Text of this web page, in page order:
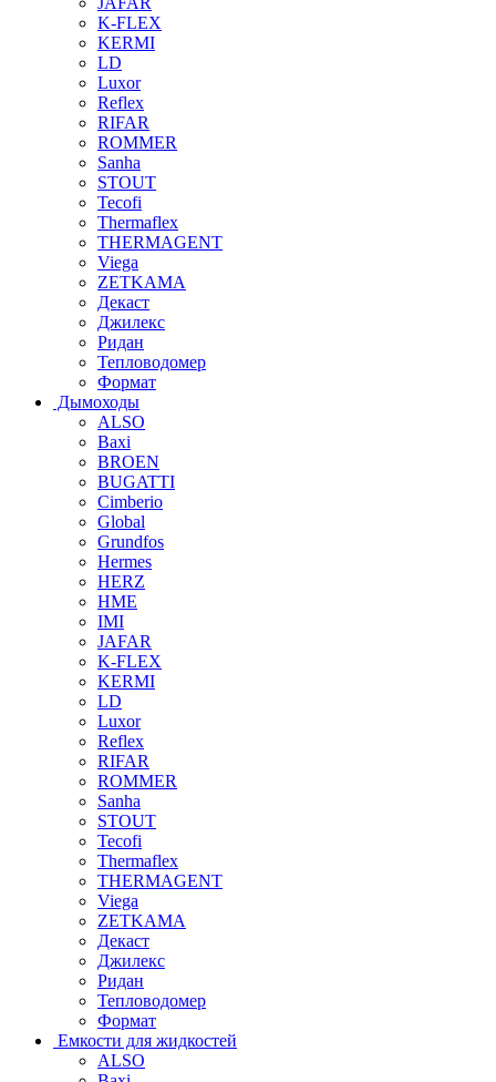
K-FLEX
KERMI
LD
Luxor
Reflex
RIFAR
ROMMER
Sanha
STOUT
Tecofi
Thermaflex
THERMAGENT
Viega
ZETKAMA
Декаст
Джилекс
Ридан
Тепловодомер
Формат
Дымоходы
ALSO
Baxi
BROEN
BUGATTI
Cimberio
Global
Grundfos
Hermes
HERZ
HME
IMI
JAFAR
K-FLEX
KERMI
LD
Luxor
Reflex
RIFAR
ROMMER
Sanha
STOUT
Tecofi
Thermaflex
THERMAGENT
Viega
ZETKAMA
Декаст
Джилекс
Ридан
Тепловодомер
Формат
Емкости для жидкостей
ALSO